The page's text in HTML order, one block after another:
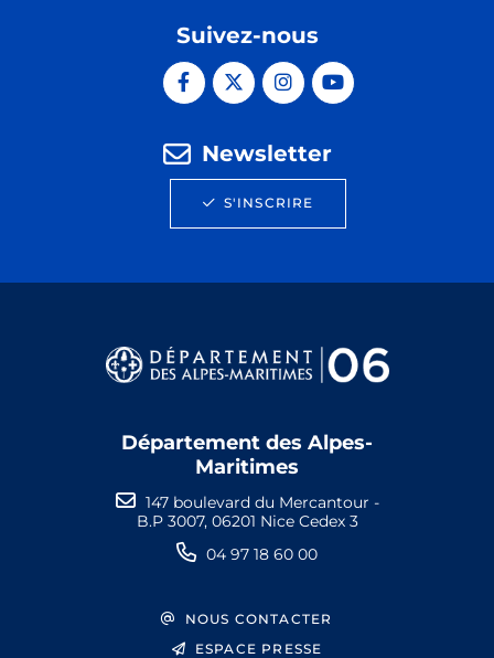
Suivez-nous
Newsletter
S'INSCRIRE
Département des Alpes-
Maritimes
147 boulevard du Mercantour -
B.P 3007, 06201 Nice Cedex 3
04 97 18 60 00
NOUS CONTACTER
ESPACE PRESSE